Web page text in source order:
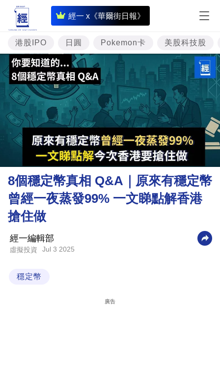
經一 x《華爾街日報》
即
時
財
經
專
題
投
樓
市
理
財
商
技
港股IPO 日圓 Pokemon卡 美股科技股
8個穩定幣真相 Q&A｜原來有穩定幣
曾經一夜蒸發99% 一文睇點解香港
搶住做
經一編輯部
虛擬投資 Jul 3 2025
穩定幣
廣告